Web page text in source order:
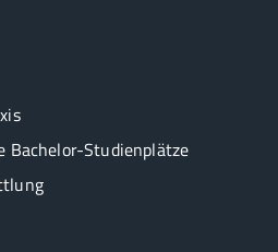
Bachelor-Studienplätze